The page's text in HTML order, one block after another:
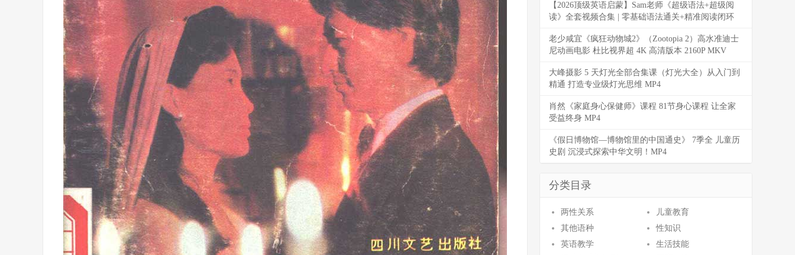
【2026顶级英语启蒙】Sam老师《超级语法+超级阅
读》全套视频合集 | 零基础语法通关+精准阅读闭环
老少咸宜《疯狂动物城2》（Zootopia 2）高水准迪士
尼动画电影 杜比视界超 4K 高清版本 2160P MKV
大峰摄影 5 天灯光全部合集课（灯光大全）从入门到
精通 打造专业级灯光思维 MP4
肖然《家庭身心保健师》课程 81节身心课程 让全家
受益终身 MP4
《假日博物馆—博物馆里的中国通史》 7季全 儿童历
史剧 沉浸式探索中华文明！MP4
分类目录
两性关系
儿童教育
其他语种
性知识
英语教学
生活技能